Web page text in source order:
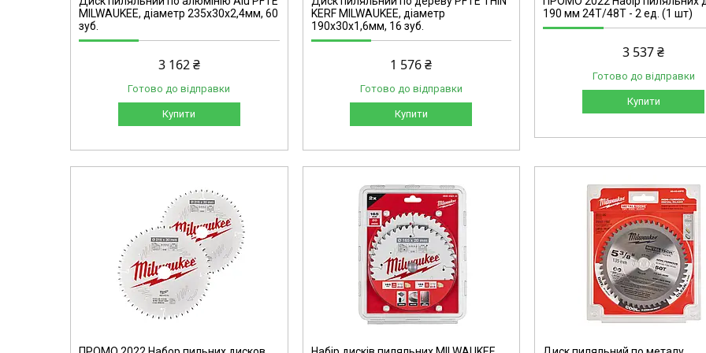
MILWAUKEE, діаметр 235х30х2,4мм, 60
зуб.
3 162 ₴
Готово до відправки
Купити
KERF MILWAUKEE, діаметр
190х30х1,6мм, 16 зуб.
1 576 ₴
Готово до відправки
Купити
190 мм 24T/48T - 2 ед. (1 шт)
3 537 ₴
Готово до відправки
Купити
4932492433 48404075